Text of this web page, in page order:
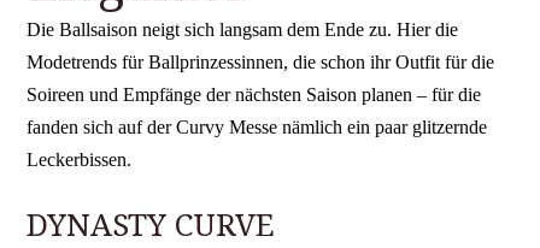
Die Ballsaison neigt sich langsam dem Ende zu. Hier die
Modetrends für Ballprinzessinnen, die schon ihr Outfit für die
Soireen und Empfänge der nächsten Saison planen – für die
fanden sich auf der Curvy Messe nämlich ein paar glitzernde
Leckerbissen.
DYNASTY CURVE